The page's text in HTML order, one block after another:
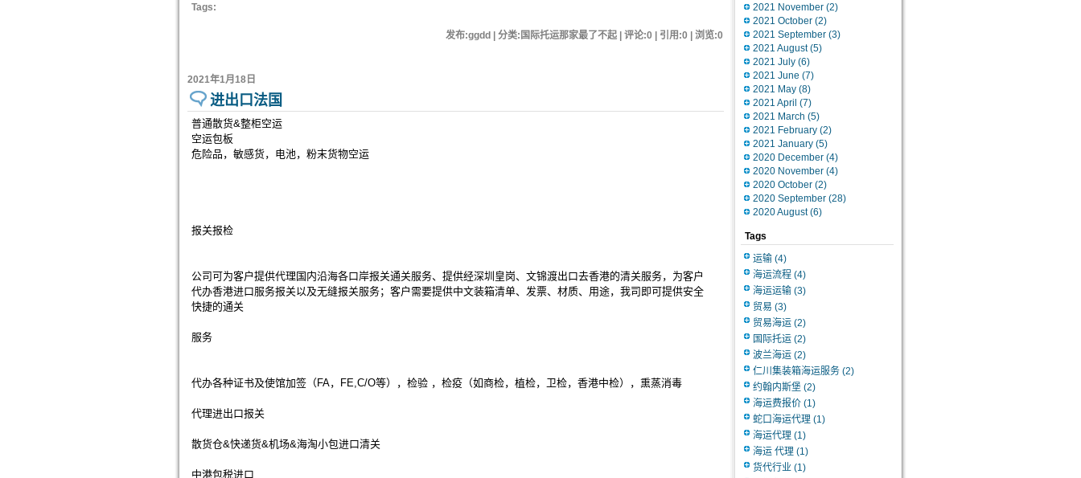
Tags:
发布:ggdd | 分类:国际托运那家最了不起 | 评论:0 | 引用:0 | 浏览:0
2021年1月18日
进出口法国
普通散货&整柜空运
空运包板
危险品，敏感货，电池，粉末货物空运
报关报检
公司可为客户提供代理国内沿海各口岸报关通关服务、提供经深圳皇岗、文锦渡出口去香港的清关服务，为客户
代办香港进口服务报关以及无缝报关服务；客户需要提供中文装箱清单、发票、材质、用途，我司即可提供安全
快捷的通关
服务
代办各种证书及使馆加签（FA，FE,C/O等），检验 ，检疫（如商检，植检，卫检，香港中检），熏蒸消毒
代理进出口报关
散货仓&快递货&机场&海淘小包进口清关
中港包税进口
2021 November (2)
2021 October (2)
2021 September (3)
2021 August(5)
2021 July (6)
2021 June (7)
2021 May (8)
2021 April (7)
2021 March (5)
2021 February (2)
2021 January (5)
2020 December (4)
2020 November (4)
2020 October (2)
2020 September (28)
2020 August(6)
Tags
运输 (4)
海运流程 (4)
海运运输 (3)
贸易 (3)
贸易海运 (2)
国际托运 (2)
波兰海运 (2)
仁川集装箱海运服务 (2)
约翰内斯堡 (2)
海运费报价 (1)
蛇口海运代理 (1)
海运代理 (1)
海运 代理 (1)
货代行业 (1)